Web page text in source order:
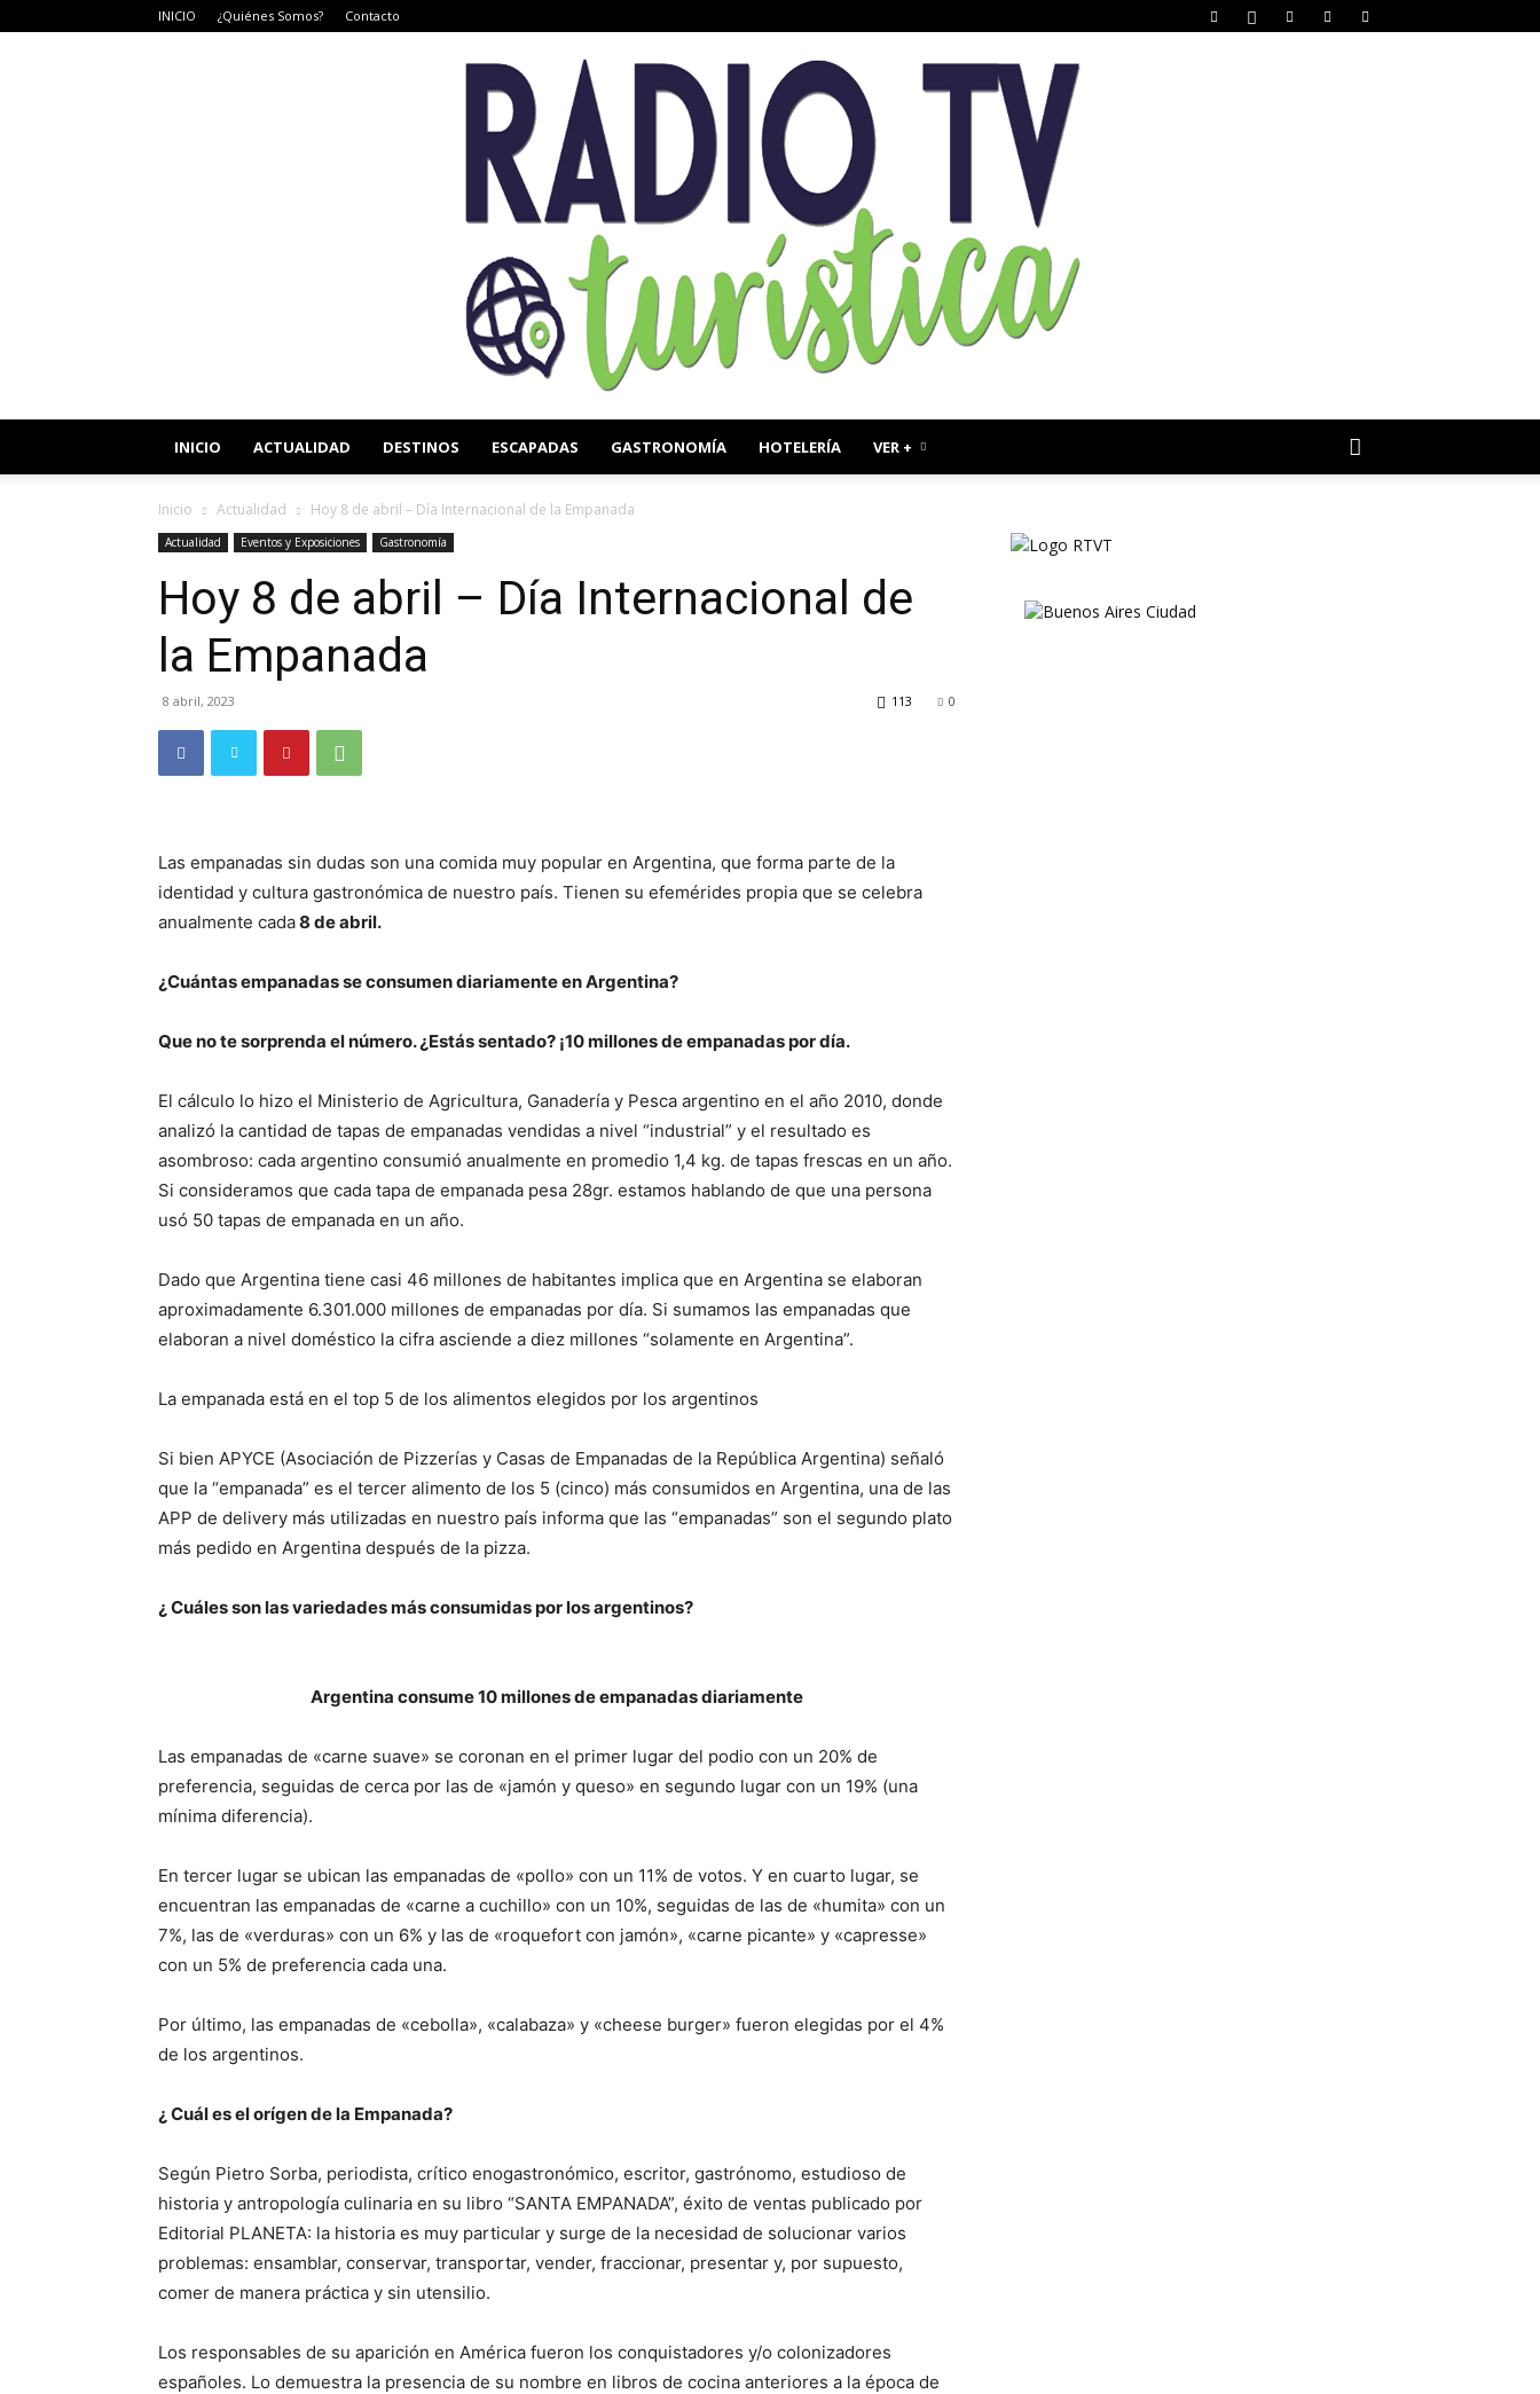
INICIO ¿Quiénes Somos? Contacto
INICIO ACTUALIDAD DESTINOS ESCAPADAS GASTRONOMÍA HOTELERÍA VER +
Inicio Actualidad Hoy 8 de abril – Día Internacional de la Empanada
Actualidad Eventos y Exposiciones Gastronomía
Hoy 8 de abril – Día Internacional de
la Empanada
8 abril, 2023 0
113
Las empanadas sin dudas son una comida muy popular en Argentina, que forma parte de la
identidad y cultura gastronómica de nuestro país. Tienen su efemérides propia que se celebra
anualmente cada8 de abril.
¿Cuántas empanadas se consumen diariamente en Argentina?
Que no te sorprenda el número. ¿Estás sentado? ¡10 millones de empanadas por día.
El cálculo lo hizo el Ministerio de Agricultura, Ganadería y Pesca argentino en el año 2010, donde
analizó la cantidad de tapas de empanadas vendidas a nivel “industrial” y el resultado es
asombroso: cada argentino consumió anualmente en promedio 1,4 kg. de tapas frescas en un año.
Si consideramos que cada tapa de empanada pesa 28gr. estamos hablando de que una persona
usó 50 tapas de empanada en un año.
Dado que Argentina tiene casi 46 millones de habitantes implica que en Argentina se elaboran
aproximadamente 6.301.000 millones de empanadas por día. Si sumamos las empanadas que
elaboran a nivel doméstico la cifra asciende a diez millones “solamente en Argentina”.
La empanada está en el top 5 de los alimentos elegidos por los argentinos
Si bien APYCE (Asociación de Pizzerías y Casas de Empanadas de la República Argentina) señaló
que la “empanada” es el tercer alimento de los 5 (cinco) más consumidos en Argentina, una de las
APP de delivery más utilizadas en nuestro país informa que las “empanadas” son el segundo plato
más pedido en Argentina después de la pizza.
¿ Cuáles son las variedades más consumidas por los argentinos?
Argentina consume 10 millones de empanadas diariamente
Las empanadas de «carne suave» se coronan en el primer lugar del podio con un 20% de
preferencia, seguidas de cerca por las de «jamón y queso» en segundo lugar con un 19% (una
mínima diferencia).
En tercer lugar se ubican las empanadas de «pollo» con un 11% de votos. Y en cuarto lugar, se
encuentran las empanadas de «carne a cuchillo» con un 10%, seguidas de las de «humita» con un
7%, las de «verduras» con un 6% y las de «roquefort con jamón», «carne picante» y «capresse»
con un 5% de preferencia cada una.
Por último, las empanadas de «cebolla», «calabaza» y «cheese burger» fueron elegidas por el 4%
de los argentinos.
¿ Cuál es el orígen de la Empanada?
Según Pietro Sorba, periodista, crítico enogastronómico, escritor, gastrónomo, estudioso de
historia y antropología culinaria en su libro “SANTA EMPANADA”, éxito de ventas publicado por
Editorial PLANETA: la historia es muy particular y surge de la necesidad de solucionar varios
problemas: ensamblar, conservar, transportar, vender, fraccionar, presentar y, por supuesto,
comer de manera práctica y sin utensilio.
Los responsables de su aparición en América fueron los conquistadores y/o colonizadores
españoles. Lo demuestra la presencia de su nombre en libros de cocina anteriores a la época de